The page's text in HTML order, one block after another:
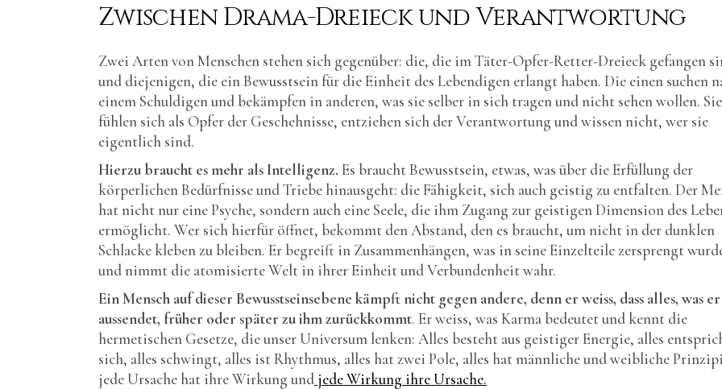
Zwischen Drama-Dreieck und Verantwortung
Zwei Arten von Menschen stehen sich gegenüber: die, die im Täter-Opfer-Retter-Dreieck gefangen
und diejenigen, die ein Bewusstsein für die Einheit des Lebendigen erlangt haben. Die einen suchen
einem Schuldigen und bekämpfen in anderen, was sie selber in sich tragen und nicht sehen wollen. Sie
fühlen sich als Opfer der Geschehnisse, entziehen sich der Verantwortung und wissen nicht, wer sie
eigentlich sind.
Hierzu braucht es mehr als Intelligenz. Es braucht Bewusstsein, etwas, was über die Erfüllung der
körperlichen Bedürfnisse und Triebe hinausgeht: die Fähigkeit, sich auch geistig zu entfalten. Der
hat nicht nur eine Psyche, sondern auch eine Seele, die ihm Zugang zur geistigen Dimension des
ermöglicht. Wer sich hierfür öffnet, bekommt den Abstand, den es braucht, um nicht in der dunklen
Schlacke kleben zu bleiben. Er begreift in Zusammenhängen, was in seine Einzelteile zersprengt
und nimmt die atomisierte Welt in ihrer Einheit und Verbundenheit wahr.
Ein Mensch auf dieser Bewusstseinsebene kämpft nicht gegen andere, denn er weiss, dass alles, was er
aussendet, früher oder später zu ihm zurückkommt. Er weiss, was Karma bedeutet und kennt die
hermetischen Gesetze, die unser Universum lenken: Alles besteht aus geistiger Energie, alles
sich, alles schwingt, alles ist Rhythmus, alles hat zwei Pole, alles hat männliche und weibliche
jede Ursache hat ihre Wirkung und jede Wirkung ihre Ursache.